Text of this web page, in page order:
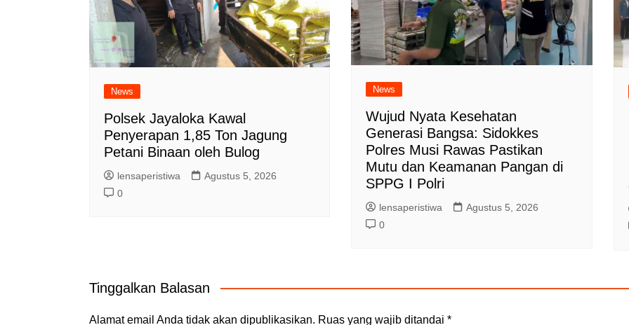
News
Polsek Jayaloka Kawal
Penyerapan 1,85 Ton Jagung
Petani Binaan oleh Bulog
lensaperistiwa
Agustus 5, 2026
0
News
Wujud Nyata Kesehatan
Generasi Bangsa: Sidokkes
Polres Musi Rawas Pastikan
Mutu dan Keamanan Pangan di
SPPG I Polri
lensaperistiwa
Agustus 5, 2026
0
Tinggalkan Balasan
Alamat email Anda tidak akan dipublikasikan. Ruas yang wajib ditandai *